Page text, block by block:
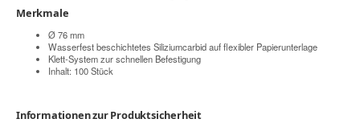
Merkmale
Ø 76 mm
Wasserfest beschichtetes Siliziumcarbid auf flexibler Papierunterlage
Klett-System zur schnellen Befestigung
Inhalt: 100 Stück
Informationen zur Produktsicherheit